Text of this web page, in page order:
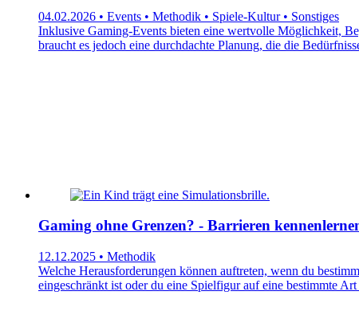
04.02.2026 • Events • Methodik • Spiele-Kultur • Sonstiges
Inklusive Gaming-Events bieten eine wertvolle Möglichkeit,
braucht es jedoch eine durchdachte Planung, die die
Gaming ohne Grenzen? - Barrieren
12.12.2025 • Methodik
Welche Herausforderungen können auftreten, wenn du
eingeschränkt ist oder du eine Spielfigur auf eine bestimmte